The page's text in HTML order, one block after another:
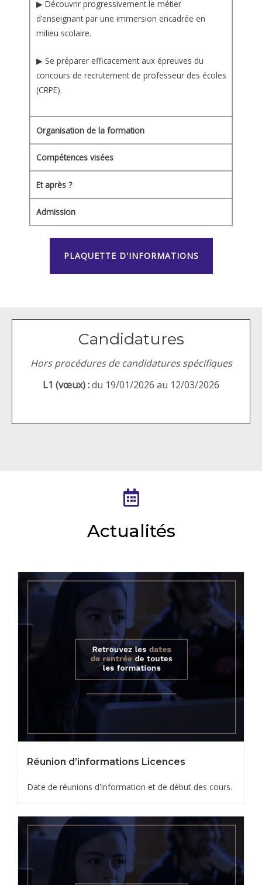
▶ Découvrir progressivement le métier
d’enseignant par une immersion encadrée en
milieu scolaire.
▶ Se préparer efficacement aux épreuves du
concours de recrutement de professeur des écoles
(CRPE).
Organisation de la formation
Compétences visées
Et après ?
Admission
PLAQUETTE D'INFORMATIONS
Candidatures
Hors procédures de candidatures spécifiques
L1 (vœux) :du 19/01/2026 au 12/03/2026
Actualités
Réunion d’informations Licences
Date de réunions d'information et de début des cours.